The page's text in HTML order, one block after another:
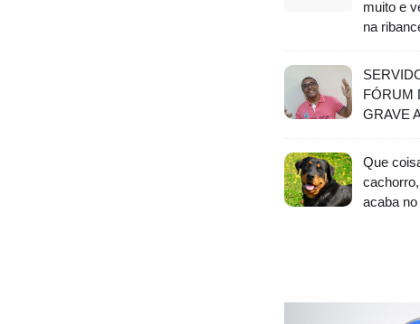
muito e
na
FÓRUM
GRAVE
Que
acaba